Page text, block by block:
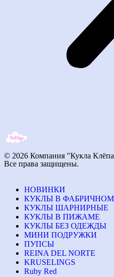
© 2026 Компания "Кукла
Все права защищены.
НОВИНКИ
КУКЛЫ В
КУКЛЫ ШАРНИРНЫЕ
КУКЛЫ В ПИЖАМЕ
КУКЛЫ БЕЗ ОДЕЖДЫ
МИНИ ПОДРУЖКИ
ПУПСЫ
REINA DEL NORTE
KRUSELINGS
Ruby Red